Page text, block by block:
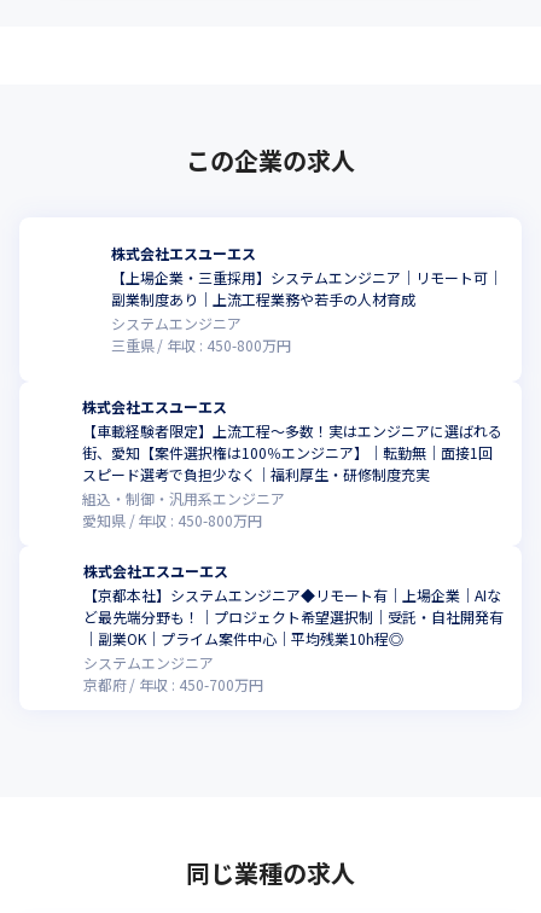
この企業の求人
株式会社エスユーエス
【上場企業・三重採用】システムエンジニア│リモート可│
副業制度あり│上流工程業務や若手の人材育成
システムエンジニア
三重県
年収 : 450-800万円
株式会社エスユーエス
【車載経験者限定】上流工程～多数！実はエンジニアに選ばれる
街、愛知【案件選択権は100％エンジニア】│転勤無│面接1回
スピード選考で負担少なく│福利厚生・研修制度充実
組込・制御・汎用系エンジニア
愛知県
年収 : 450-800万円
株式会社エスユーエス
【京都本社】システムエンジニア◆リモート有｜上場企業｜AIな
ど最先端分野も！｜プロジェクト希望選択制｜受託・自社開発有
｜副業OK｜プライム案件中心｜平均残業10h程◎
システムエンジニア
京都府
年収 : 450-700万円
同じ業種の求人